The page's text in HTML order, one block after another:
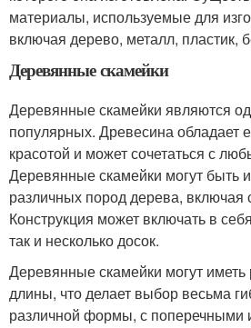
материалы, используемые для
включая дерево, металл, пластик,
Деревянные скамейки
Деревянные скамейки являются
популярных. Древесина обладает
красотой и может сочетаться с
Деревянные скамейки могут быть
различных пород дерева, включая
Конструкция может включать в
так и несколько досок.
Деревянные скамейки могут
длины, что делает выбор весьма
различной формы, с поперечными